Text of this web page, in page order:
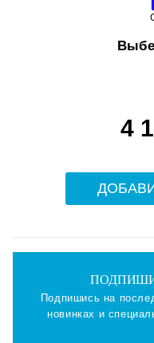
4
Подпишись на
новинках и